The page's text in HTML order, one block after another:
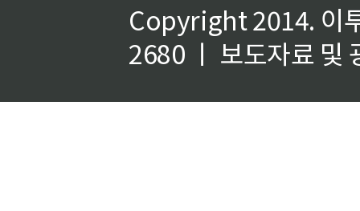
Copyright 2014. 이
2680 ㅣ 보도자료